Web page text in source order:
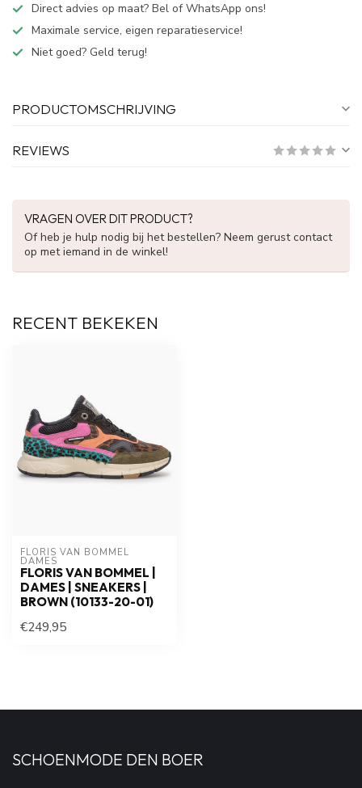
Direct advies op maat? Bel of WhatsApp ons!
Maximale service, eigen reparatieservice!
Niet goed? Geld terug!
PRODUCTOMSCHRIJVING
REVIEWS
VRAGEN OVER DIT PRODUCT?
Of heb je hulp nodig bij het bestellen? Neem gerust contact
op met iemand in de winkel!
RECENT BEKEKEN
FLORIS VAN BOMMEL
DAMES
FLORIS VAN BOMMEL |
DAMES | SNEAKERS |
BROWN (10133-20-01)
€249,95
SCHOENMODE DEN BOER